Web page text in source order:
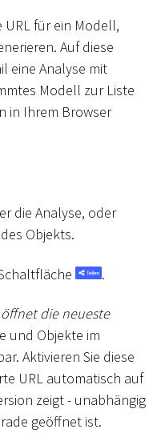
URL für ein Modell,
Auf diese
eine Analyse mit
Modell zur Liste
in Ihrem Browser
die Analyse, oder
Objekts.
.
die neueste
und Objekte im
Aktivieren Sie diese
URL automatisch auf
zeigt - unabhängig
geöffnet ist.